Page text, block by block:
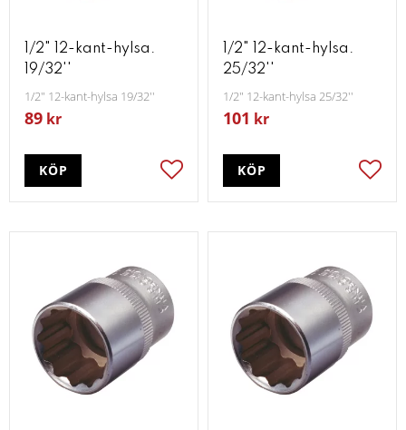
1/2" 12-kant-hylsa.
19/32''
1/2" 12-kant-hylsa 19/32''
89 kr
Lägg till i favoriter
KÖP
1/2" 12-kant-hylsa.
25/32''
1/2" 12-kant-hylsa 25/32''
101 kr
KÖP